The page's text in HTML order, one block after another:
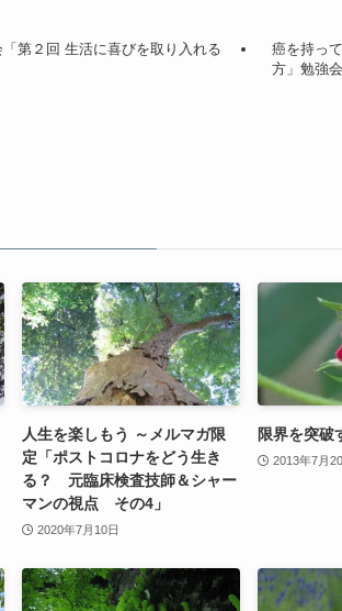
第２回 生活に喜びを取り入れる
癌を持っ
方」勉強会
人生を楽しもう ～メルマガ限
定「ポストコロナをどう生き
る？ 元臨床検査技師＆シャー
マンの視点 その4」
2020年7月10日
限界を突
2013年7月